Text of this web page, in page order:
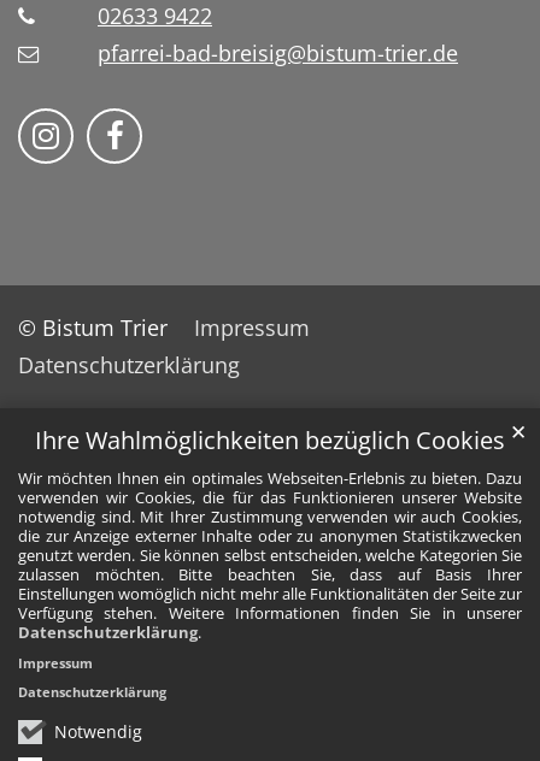
Ihre Wahlmöglichkeiten bezüglich Cookies
Wir möchten Ihnen ein optimales Webseiten-Erlebnis zu bieten. Dazu
verwenden wir Cookies, die für das Funktionieren unserer Website
notwendig sind. Mit Ihrer Zustimmung verwenden wir auch Cookies,
die zur Anzeige externer Inhalte oder zu anonymen Statistikzwecken
genutzt werden. Sie können selbst entscheiden, welche Kategorien Sie
zulassen möchten. Bitte beachten Sie, dass auf Basis Ihrer
Einstellungen womöglich nicht mehr alle Funktionalitäten der Seite zur
Verfügung stehen. Weitere Informationen finden Sie in unserer
Datenschutzerklärung.
Notwendig
✕
Impressum
Datenschutzerklärung
02633 9422
pfarrei-bad-breisig@bistum-trier.de
Folge uns auf Instragram
Folge uns auf Facebook
© Bistum Trier
Impressum
Datenschutzerklärung